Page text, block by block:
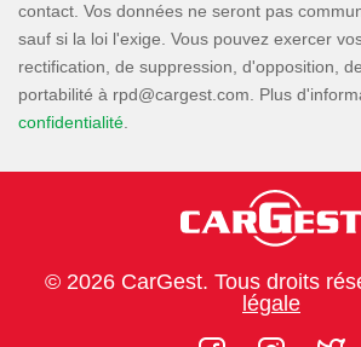
contact. Vos données ne seront pas
sauf si la loi l'exige. Vous pouvez exercer
rectification, de suppression, d'opposition,
portabilité à
. Plus
confidentialité
© 2026 CarGest. Tous droits
légale